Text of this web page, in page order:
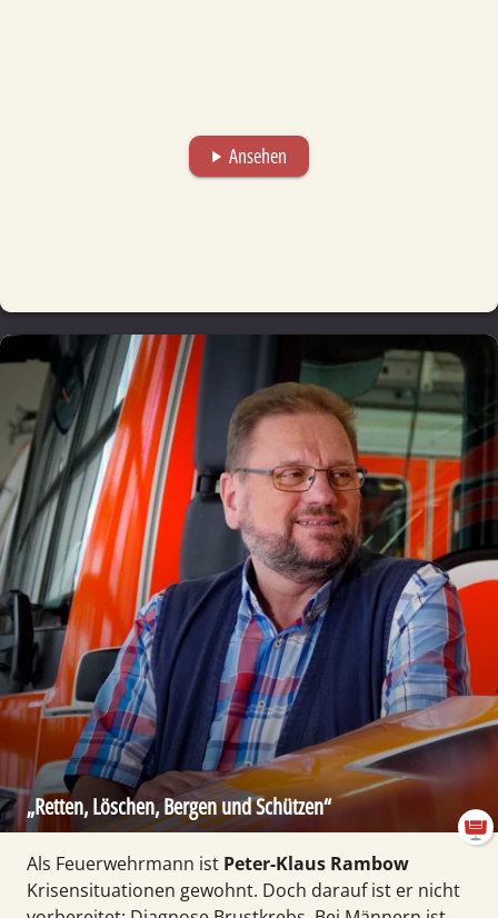
play_arrow Ansehen
„Retten, Löschen, Bergen und Schützen“
Als Feuer­wehr­mann ist Peter-Klaus Rambow
Krisen­situa­tionen gewohnt. Doch darauf ist er nicht